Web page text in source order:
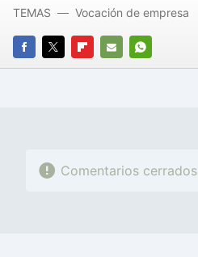
FACEBOOK
TWITTERFLIPBOARD
E-
WHATSAPP
TEMAS Vocación de empresa
Comentarios cerrados